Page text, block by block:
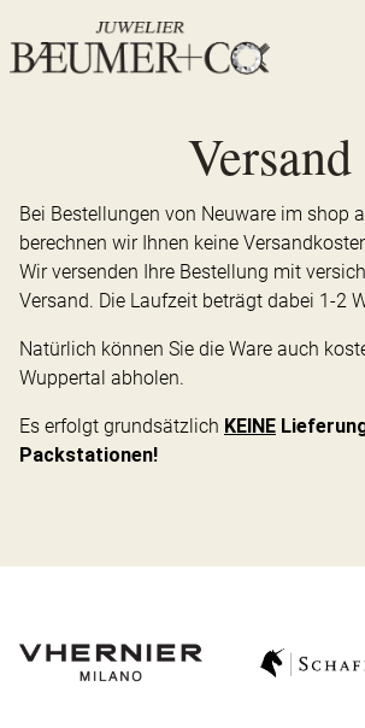
Versand
Bei Bestellungen von Neuware im shop
berechnen wir Ihnen keine
Wir versenden Ihre Bestellung mit
Versand. Die Laufzeit beträgt dabei 1-2
Natürlich können Sie die Ware auch
Wuppertal abholen.
Es erfolgt grundsätzlich KEINE
Packstationen!